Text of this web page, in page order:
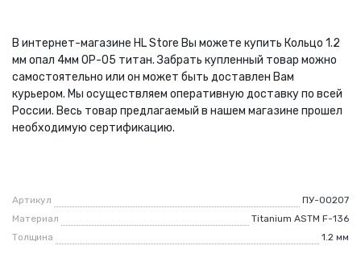
В интернет-магазине HL Store Вы можете купить Кольцо 1.2
мм опал 4мм OP-05 титан. Забрать купленный товар можно
самостоятельно или он может быть доставлен Вам
курьером. Мы осуществляем оперативную доставку по всей
России. Весь товар предлагаемый в нашем магазине прошел
необходимую сертификацию.
Артикул
ПУ-00207
Материал
Titanium ASTM F-136
Толщина
1.2 мм